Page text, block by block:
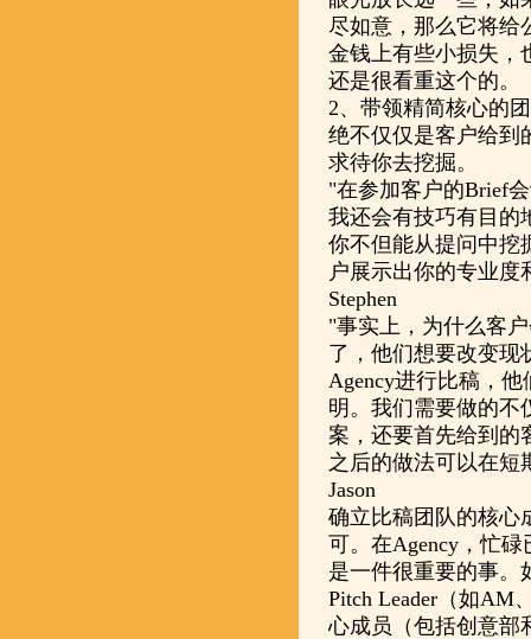
尽如意，那么它将给
金钱上有些小损失，
还是很看重这个的。
2、带领精简核心的
绝不仅仅是客户给到
求待你去挖掘。
"在参加客户的Brief
我还会有技巧有目的
你不但能从提问中挖
户展示出你的专业度
Stephen
"事实上，为什么客
了，他们想要改变现
Agency进行比稿，
明。我们需要做的不
案，还要首先给到的
之后的做法可以在短
Jason
确立比稿团队的核心
可。在Agency，忙
是一件很重要的事。
Pitch Leader（如AM
心成员（包括创意部